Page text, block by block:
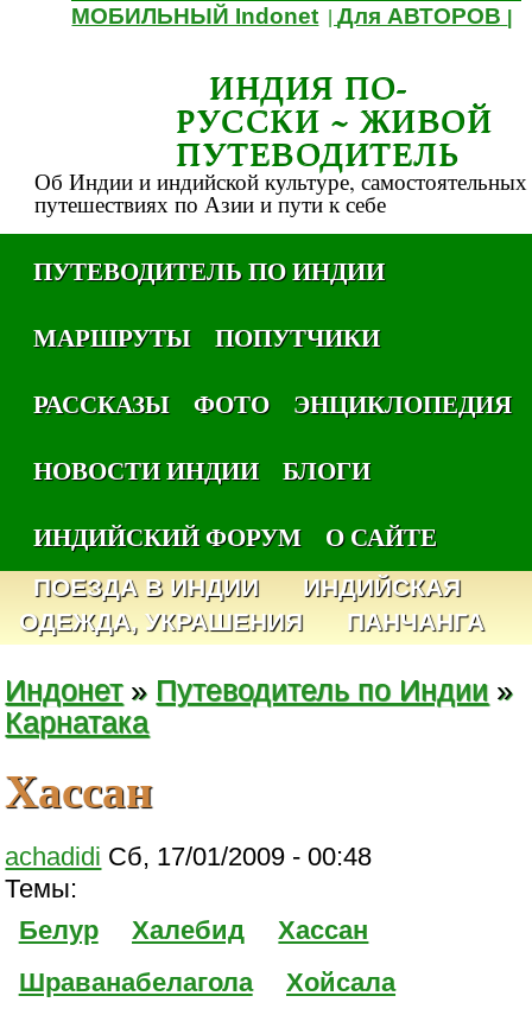
МОБИЛЬНЫЙ Indonet |Для АВТОРОВ
ИНДИЯ ПО-
РУССКИ ~ ЖИВОЙ
ПУТЕВОДИТЕЛЬ
Об Индии и индийской культуре, самостоятельных
путешествиях по Азии и пути к себе
ПУТЕВОДИТЕЛЬ ПО ИНДИИ
МАРШРУТЫ
ПОПУТЧИКИ
РАССКАЗЫ
ФОТО
ЭНЦИКЛОПЕДИЯ
НОВОСТИ ИНДИИ
БЛОГИ
ИНДИЙСКИЙ ФОРУМ
О САЙТЕ
ПОЕЗДА В ИНДИИ
ИНДИЙСКАЯ
ОДЕЖДА, УКРАШЕНИЯ
ПАНЧАНГА
Индонет» Путеводитель по Индии »
Карнатака
Хассан
achadidi Сб, 17/01/2009 - 00:48
Темы:
Белур
Халебид
Хассан
Шраванабелагола
Хойсала